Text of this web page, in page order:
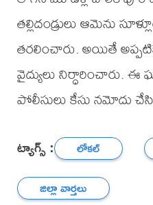
తల్లిదండ్రులు ఆమెను
తరలించారు. అయితే
వైద్యులు నిర్ధారించారు.
పోలీసులు కేసు నమోదు
ట్యాగ్స్ : లోకల్
జిల్లా వార్తలు